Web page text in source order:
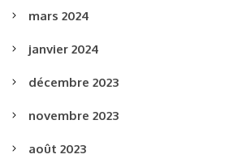
mars 2024
janvier 2024
décembre 2023
novembre 2023
août 2023